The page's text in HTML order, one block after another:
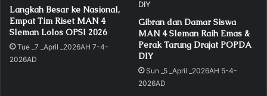
Langkah Besar ke Nasional,
Empat Tim Riset MAN 4
Sleman Lolos OPSI 2026
Tue _7 _April _2026AH 7-4-
2026AD
Gibran dan Damar Siswa
MAN 4 Sleman Raih Emas &
Perak Tarung Drajat POPDA
DIY
Sun _5 _April _2026AH 5-4-
2026AD